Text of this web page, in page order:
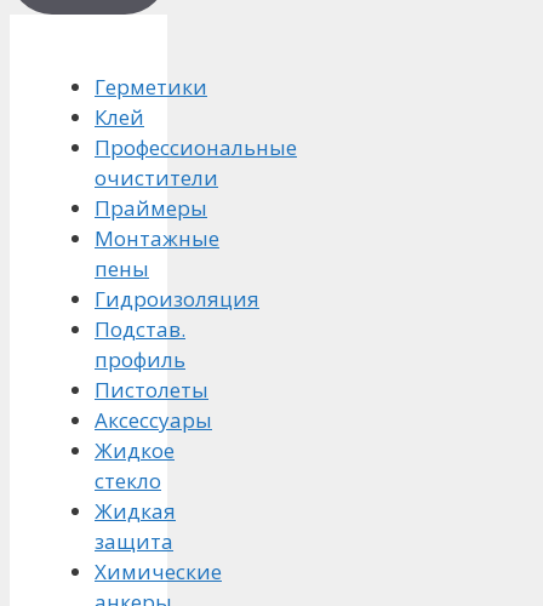
Герметики
Клей
Профессиональные
очистители
Праймеры
Монтажные
пены
Гидроизоляция
Подстав.
профиль
Пистолеты
Аксессуары
Жидкое
стекло
Жидкая
защита
Химические